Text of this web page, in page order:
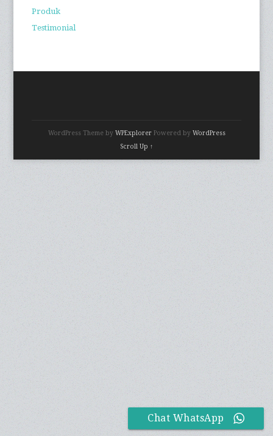
Produk
Testimonial
WordPress Theme by WPExplorerPowered by WordPress
Scroll Up ↑
Chat WhatsApp